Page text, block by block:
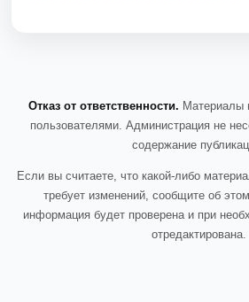
Отказ от ответственности. Материалы
пользователями. Администрация не
содержание
Если вы считаете, что какой-либо
требует изменений, сообщите об
информация будет проверена и при
отредактирована.